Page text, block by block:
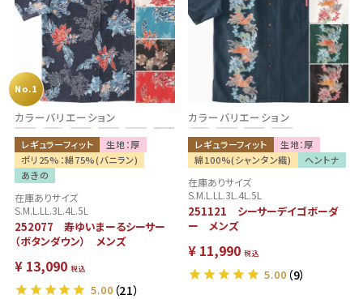
カラーバリエーション
レギュラーフィット
生地：厚
ポリ25%：綿75%(バニラン)
あきの
No.1
在庫ありサイズ
S.M.L.LL.3L.4L.5L
252077 寿ゆいまーるシーサー
（ボタンダウン） メンズ
¥ 13,090 税込
5.00 （21）
カラーバリエーション
レギュラーフィット
生地：厚
綿100%(シャンタン織)
ヘントナ
在庫ありサイズ
S.M.L.LL.3L.4L.5L
251121 シーサーデイゴボーダ
ー メンズ
¥ 11,990 税込
5.00 （9）